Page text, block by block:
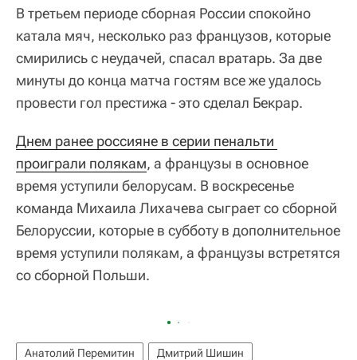
В третьем периоде сборная России спокойно
катала мяч, несколько раз французов, которые
смирились с неудачей, спасал вратарь. За две
минуты до конца матча гостям все же удалось
провести гол престижа - это сделал Бекрар.
Днем ранее россияне в серии пенальти
проиграли полякам, а французы в основное
время уступили белорусам. В воскресенье
команда Михаила Лихачева сыграет со сборной
Белоруссии, которые в субботу в дополнительное
время уступили полякам, а французы встретятся
со сборной Польши.
Анатолий Перемитин
Дмитрий Шишин